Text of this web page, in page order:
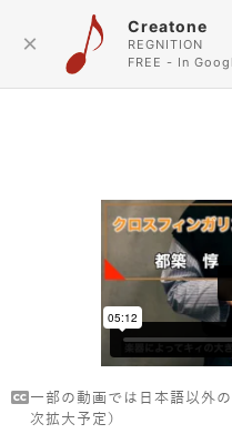
×
Creatone
REGNITION
FREE - In
一部の動画では日本語以外
次拡大予定）